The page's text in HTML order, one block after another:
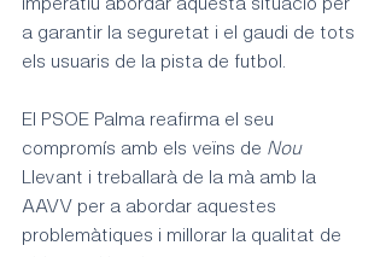
a garantir la seguretat i el gaudi de tots
els usuaris de la pista de futbol.
El PSOE Palma reafirma el seu
compromís amb els veïns de Nou
Llevant i treballarà de la mà amb la
AAVV per a abordar aquestes
problemàtiques i millorar la qualitat de